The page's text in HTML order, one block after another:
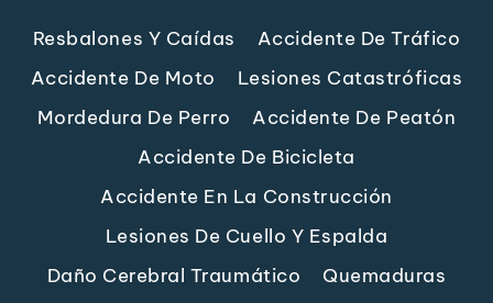
Resbalones Y Caídas
Accidente De Tráfico
Accidente De Moto
Lesiones Catastróficas
Mordedura De Perro
Accidente De Peatón
Accidente De Bicicleta
Accidente En La Construcción
Lesiones De Cuello Y Espalda
Daño Cerebral Traumático
Quemaduras